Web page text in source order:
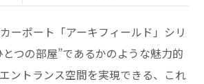
ーポート「アーキフィールド」シリ
つの部屋”であるかのような魅力的
ントランス空間を実現できる、これ